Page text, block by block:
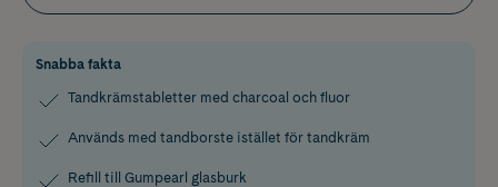
Snabba fakta
Tandkrämstabletter med charcoal och fluor
Används med tandborste istället för tandkräm
Refill till Gumpearl glasburk